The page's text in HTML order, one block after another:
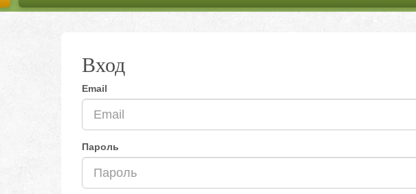
Вход
Email
Пароль